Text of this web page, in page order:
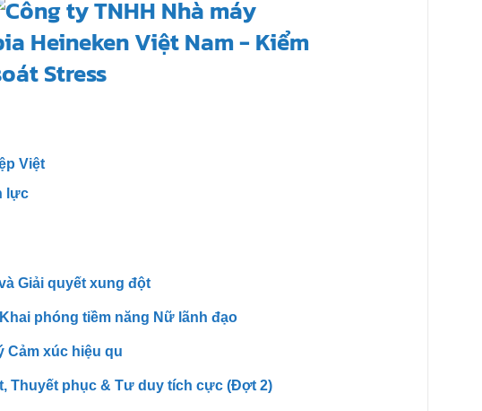
Việt
lực
Giải quyết xung đột
phóng tiềm năng Nữ lãnh đạo
Cảm xúc hiệu qu
Thuyết phục & Tư duy tích cực (Đợt 2)